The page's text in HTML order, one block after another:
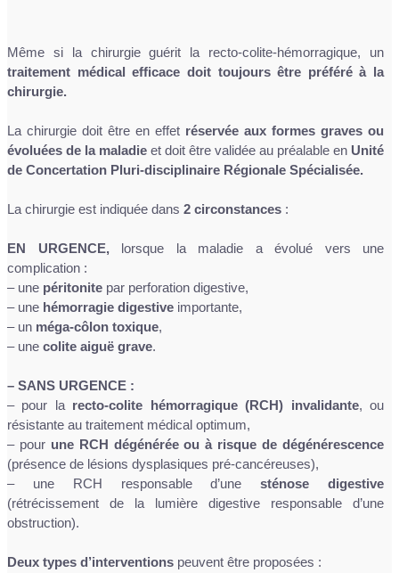
Même si la chirurgie guérit la recto-colite-hémorragique, un
traitement médical efficace doit toujours être préféré à la
chirurgie.
La chirurgie doit être en effet réservée aux formes graves ou
évoluées de la maladie et doit être validée au préalable en Unité
de Concertation Pluri-disciplinaire Régionale Spécialisée.
La chirurgie est indiquée dans 2 circonstances :
EN URGENCE,lorsque la maladie a évolué vers une
complication :
– une péritonite par perforation digestive,
– une hémorragie digestive importante,
– un méga-côlon toxique,
– une colite aiguë grave.
– SANS URGENCE :
– pour la recto-colite hémorragique (RCH) invalidante, ou
résistante au traitement médical optimum,
– pour une RCH dégénérée ou à risque de dégénérescence
(présence de lésions dysplasiques pré-cancéreuses),
– une RCH responsable d’unesténose digestive
(rétrécissement de la lumière digestive responsable d’une
obstruction).
Deux types d’interventions peuvent être proposées :